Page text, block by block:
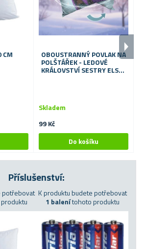
CM OBOUSTRANNÝ POVLAK NA
POLŠTÁŘEK - LEDOVÉ
KRÁLOVSTVÍ SESTRY ELSA
99 Kč
Skladem
Příslušenství:
potřebovat K produktu budete potřebovat
1 balenítohoto produktu